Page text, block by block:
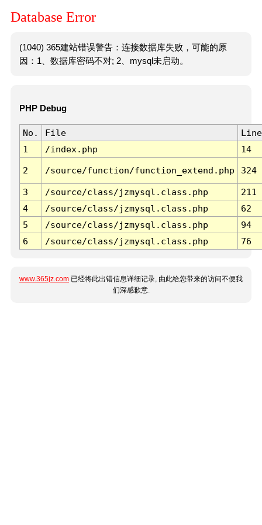
Database Error
(1040) 365建站错误警告：连接数据库失败，可能的原
因：1、数据库密码不对; 2、mysql未启动。
PHP Debug
No. File
Line
1
/index.php 14
2 /source/function/function_extend.php 324
3 /source/class/jzmysql.class.php
211
4
/source/class/jzmysql.class.php
62
5
/source/class/jzmysql.class.php
94
6
/source/class/jzmysql.class.php 76
www.365jz.com 已经将此出错信息详细记录, 由此给您带来的访问不便我
们深感歉意.